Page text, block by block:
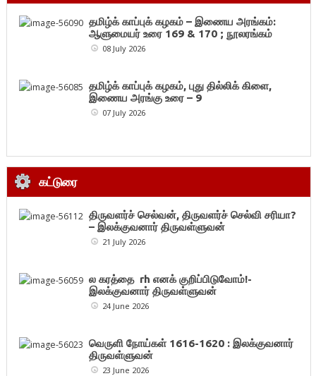
தமிழ்க் காப்புக் கழகம் – இணைய அரங்கம்:
ஆளுமையர் உரை 169 & 170 ; நூலரங்கம்
08 July 2026
தமிழ்க் காப்புக் கழகம், புது தில்லிக் கிளை,
இணைய அரங்கு உரை – 9
07 July 2026
கட்டுரை
திருவளர்ச் செல்வன், திருவளர்ச் செல்வி சரியா?
– இலக்குவனார் திருவள்ளுவன்
21 July 2026
ல கரத்தை rh எனக் குறிப்பிடுவோம்!-
இலக்குவனார் திருவள்ளுவன்
24 June 2026
வெருளி நோய்கள் 1616-1620 : இலக்குவனார்
திருவள்ளுவன்
23 June 2026